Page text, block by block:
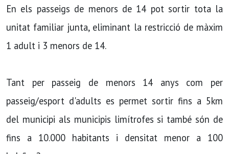
En els passeigs de menors de 14 pot sortir tota la
unitat familiar junta, eliminant la restricció de màxim
1 adult i 3 menors de 14.
Tant per passeig de menors 14 anys com per
passeig/esport d'adults es permet sortir fins a 5km
del municipi als municipis limítrofes si també són de
fins a 10.000 habitants i densitat menor a 100